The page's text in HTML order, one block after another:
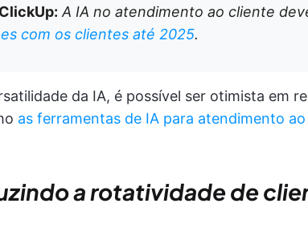
A IA no atendimento ao cliente
com os clientes até 2025.
da IA, é possível ser otimista em
as ferramentas de IA para atendimento
a rotatividade de